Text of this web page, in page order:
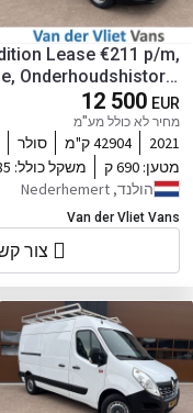
Lease €211 p/m,
Onderhoudshistorie
aanwezig
12 500 EUR
מחיר לא כולל מע"מ
2021 42904 ק"מ סולר
מטען: 690 ק משקל כולל:
הולנד, Nederhemert
Van der Vliet Vans
צור